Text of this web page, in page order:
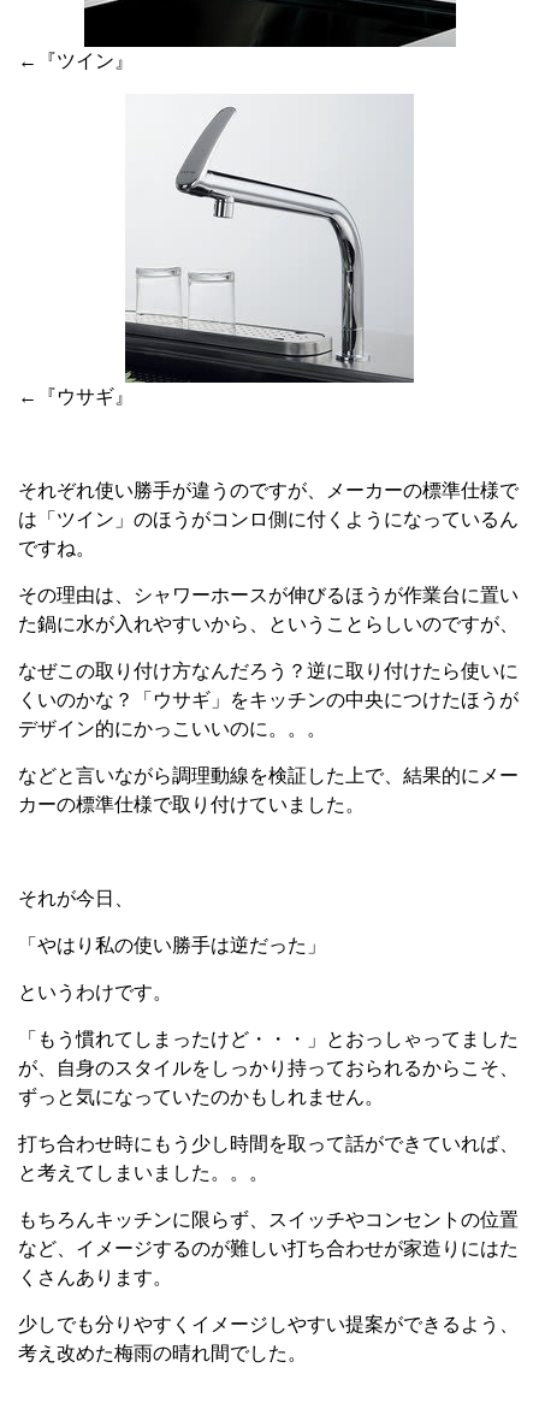
←『ツイン』
←『ウサギ』
それぞれ使い勝手が違うのですが、メーカーの標準仕様で
は「ツイン」のほうがコンロ側に付くようになっているん
ですね。
その理由は、シャワーホースが伸びるほうが作業台に置い
た鍋に水が入れやすいから、ということらしいのですが、
なぜこの取り付け方なんだろう？逆に取り付けたら使いに
くいのかな？「ウサギ」をキッチンの中央につけたほうが
デザイン的にかっこいいのに。。。
などと言いながら調理動線を検証した上で、結果的にメー
カーの標準仕様で取り付けていました。
それが今日、
「やはり私の使い勝手は逆だった」
というわけです。
「もう慣れてしまったけど・・・」とおっしゃってました
が、自身のスタイルをしっかり持っておられるからこそ、
ずっと気になっていたのかもしれません。
打ち合わせ時にもう少し時間を取って話ができていれば、
と考えてしまいました。。。
もちろんキッチンに限らず、スイッチやコンセントの位置
など、イメージするのが難しい打ち合わせが家造りにはた
くさんあります。
少しでも分りやすくイメージしやすい提案ができるよう、
考え改めた梅雨の晴れ間でした。